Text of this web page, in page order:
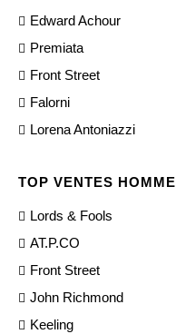
Edward Achour
Premiata
Front Street
Falorni
Lorena Antoniazzi
TOP VENTES HOMME
Lords & Fools
AT.P.CO
Front Street
John Richmond
Keeling